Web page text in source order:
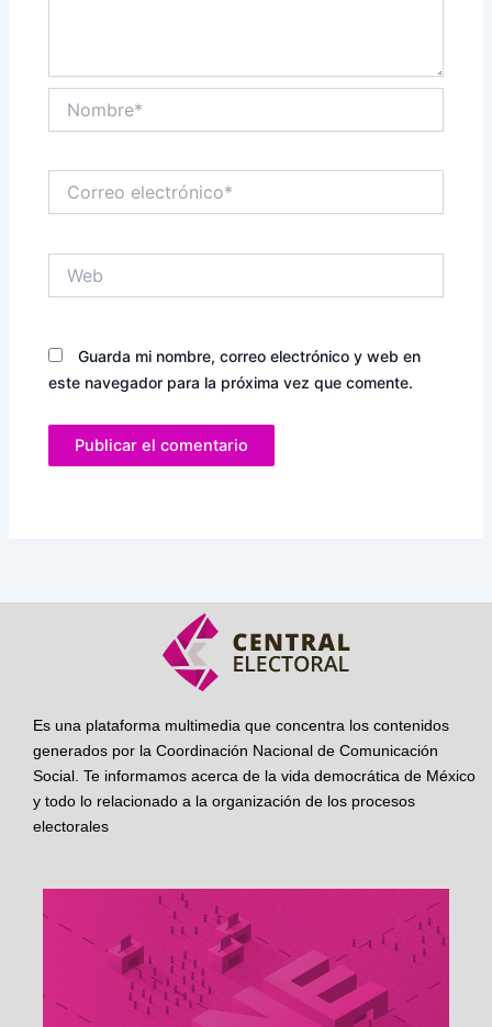
electrónico*
Guarda mi nombre, correo electrónico y web en
este navegador para la próxima vez que comente.
Es una plataforma multimedia que concentra los contenidos
generados por la Coordinación Nacional de Comunicación
Social. Te informamos acerca de la vida democrática de México
y todo lo relacionado a la organización de los procesos
electorales